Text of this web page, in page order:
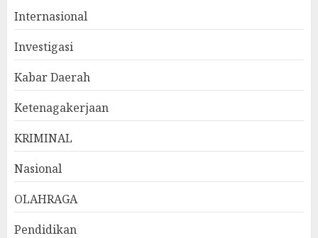
Internasional
Investigasi
Kabar Daerah
Ketenagakerjaan
KRIMINAL
Nasional
OLAHRAGA
Pendidikan